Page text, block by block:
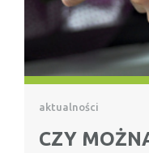
aktualności
CZY